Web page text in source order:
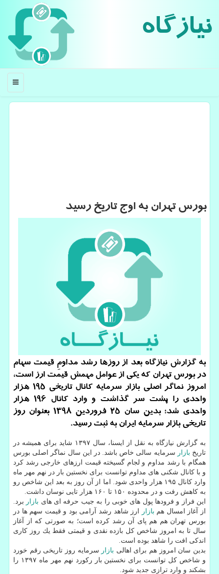
نیازگاه
منو
بورس تهران به اوج تاریخ رسید
به گزارش نیازگاه بعد از روزها رشد مداومِ قیمت سهام
در بورس تهران كه یكی از عوامل مهمش قیمت ارز است،
امروز نماگر اصلی بازار سرمایه كانال تاریخی ۱۹۵ هزار
واحدی را پشت سر گذاشت و وارد كانال ۱۹۶ هزار
واحدی شد؛ بدین سان ۲۵ فروردین ۱۳۹۸ بعنوان روز
تاریخی بازار سرمایه ایران به ثبت رسید.
به گزارش نیازگاه به نقل از ایسنا، سال ۱۳۹۷ شاید برای همیشه در
تاریخ بازار سرمایه سالی خاص باشد. در این سال نماگر اصلی بورس
همگام با رشد مداوم و لجام گسیخته قیمت ارزهای خارجی رشد كرد
و با كانال شكنی های مداوم توانست برای نخستین بار در نهم مهر ماه
وارد كانال ۱۹۵ هزار واحدی شود. اما از آن روز به بعد این شاخص رو
به كاهش رفت و در محدوده ۱۵۰ تا ۱۶۰ هزار تایی نوسان داشت.
این فراز و فرودها پول های خوبی را به جیب حرفه ای های بازار برد.
از آغاز امسال هم بازار
ارز شاهد رشد آرامی بود و قیمت سهم ها در
بورس تهران هم هم پای آن رشد كرده است؛ به صورتی كه از آغاز
سال تا به امروز شاخص كل بازده نقدی و قیمتی فقط یك روز كاری
اندكی افت را شاهد بوده است.
بدین سان امروز هم برای اهالی بازار سرمایه روز تاریخی رقم خورد
و شاخص كل توانست برای نخستین بار ركورد نهم مهر ماه ۱۳۹۷ را
بشكند و وارد ترازی جدید شود.